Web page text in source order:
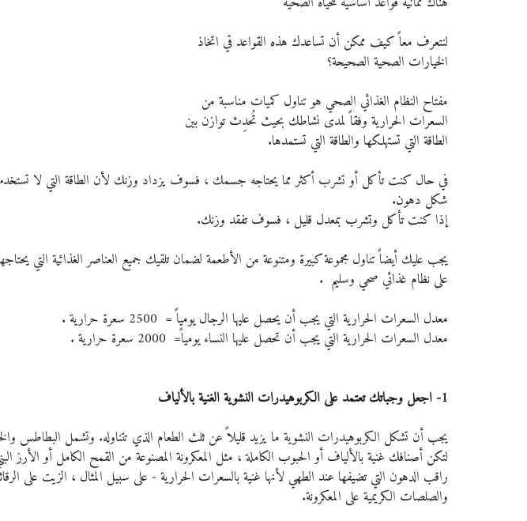
لنتعرف معاً كيف ممكن أن تساعدك هذه القواعد قي اتخاذ
الخيارات الصحية الصحيحة؟
مفتاح النظام الغذائي الصحي هو تناول كميات مناسبة من
السعرات الحرارية وفقاً لمدى نشاطك بحيث تُحدِث توازن بين
الطاقة التي تستهلكها والطاقة التي تستمدها.
في حال كنت تأكل أو تشرب أكثر مما يحتاجه جسمك ، فسوف يزداد وزنك لأن الطاقة التي لا
شكل دهون.
إذا كنت تأكل وتشرب بمعدل قليل ، فسوف تفقد وزنك.
يجب عليك أيضاً تناول مجموعة كبيرة ومتنوعة من الأطعمة لضمان تلقيك جميع العناصر الغذائية التي
على نظام غذائي صحي وسليم  .
معدل السعرات الحرارية التي يجب أن يحصل عليها الرجال يومياً =  2500 سعرة حرارية .
معدل السعرات الحرارية التي يجب أن تحصل عليها النساء يومياً=  2000 سعرة حرارية .
1- اجعل وجباتك تعتمد على الكربوهيدرات النشوية الغنية بالألياف
يجب أن تشكل الكربوهيدرات النشوية ما يزيد قليلاً عن ثلث الطعام الذي تتناوله. وتشمل البطاطس
لتكن أصنافك غنية بالألياف أو الحبوب الكاملة ، مثل المعكرونة المصنوعة من القمح الكامل أو الأرز
راقب الدهون التي تضيفها عند الطهي لأنها غنية بالسعرات الحرارية - على سبيل المثال ، الزيت على
والصلصات الكريمية على المعكرونة.